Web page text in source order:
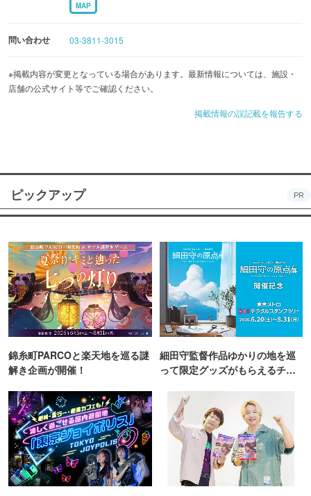
MAP
問い合わせ 03-3811-3015
※掲載内容が変更となっている場合があります。最新情報については、施設・
店舗の公式サイト等でご確認ください。
掲載情報の誤記載を報告する
ピックアップ PR
錦糸町PARCOと楽天地を巡る謎
解き企画が開催！
細田守監督作品ゆかりの地を巡
って限定グッズがもらえるチャ